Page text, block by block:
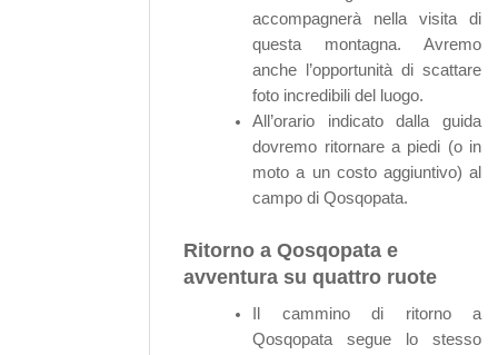
accompagnerà nella visita di
questa montagna. Avremo
anche l’opportunità di scattare
foto incredibili del luogo.
All’orario indicato dalla guida
dovremo ritornare a piedi (o in
moto a un costo aggiuntivo) al
campo di Qosqopata.
Ritorno a Qosqopata e
avventura su quattro ruote
Il cammino di ritorno a
Qosqopata segue lo stesso